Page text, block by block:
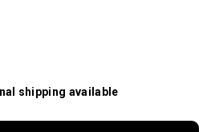
shipping available